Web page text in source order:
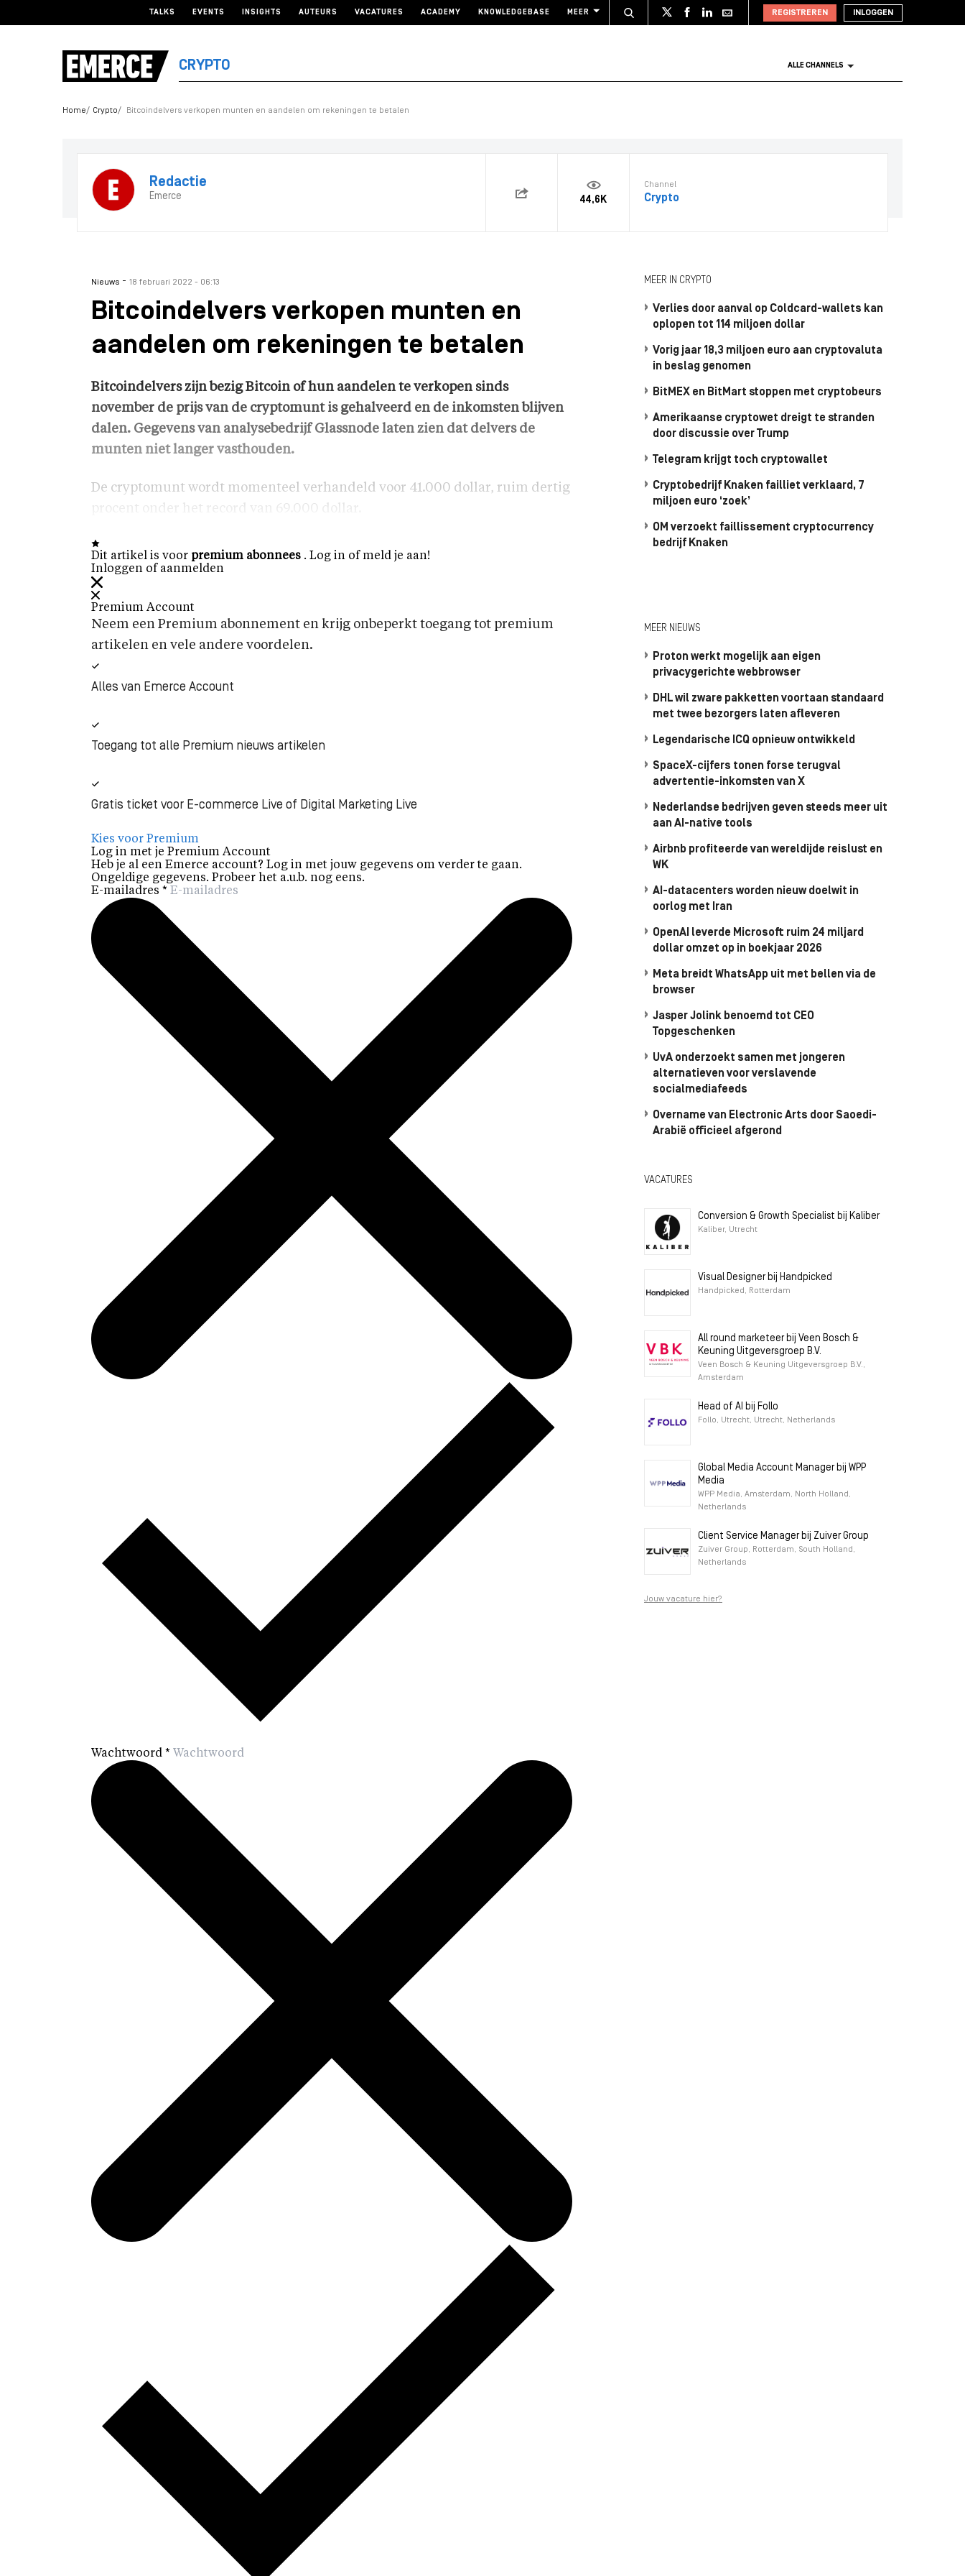
TALKS EVENTS INSIGHTS AUTEURS VACATURES ACADEMY KNOWLEDGEBASE MEER REGISTREREN INLOGGEN
CRYPTO ALLE CHANNELS
Home Crypto Bitcoindelvers verkopen munten en aandelen om rekeningen te betalen
Redactie
Emerce 44,6K
Channel
Crypto
Nieuws - 18 februari 2022 - 06:13
Bitcoindelvers verkopen munten en
aandelen om rekeningen te betalen
Bitcoindelvers zijn bezig Bitcoin of hun aandelen te verkopen sinds
november de prijs van de cryptomunt is gehalveerd en de inkomsten blijven
dalen. Gegevens van analysebedrijf Glassnode laten zien dat delvers de
munten niet langer vasthouden.
De cryptomunt wordt momenteel verhandeld voor 41.000 dollar, ruim dertig
procent onder het record van 69.000 dollar.
Dit artikel is voor premium abonnees . Log in of meld je aan!
Inloggen of aanmelden
Premium Account
Neem een Premium abonnement en krijg onbeperkt toegang tot premium
artikelen en vele andere voordelen.
Alles van Emerce Account
Toegang tot alle Premium nieuws artikelen
Gratis ticket voor E-commerce Live of Digital Marketing Live
Kies voor Premium
Log in met je Premium Account
Heb je al een Emerce account? Log in met jouw gegevens om verder te gaan.
Ongeldige gegevens. Probeer het a.u.b. nog eens.
E-mailadres *
Wachtwoord *
MEER IN CRYPTO
Verlies door aanval op Coldcard-wallets kan
oplopen tot 114 miljoen dollar
Vorig jaar 18,3 miljoen euro aan cryptovaluta
in beslag genomen
BitMEX en BitMart stoppen met cryptobeurs
Amerikaanse cryptowet dreigt te stranden
door discussie over Trump
Telegram krijgt toch cryptowallet
Cryptobedrijf Knaken failliet verklaard, 7
miljoen euro ‘zoek’
OM verzoekt faillissement cryptocurrency
bedrijf Knaken
MEER NIEUWS
Proton werkt mogelijk aan eigen
privacygerichte webbrowser
DHL wil zware pakketten voortaan standaard
met twee bezorgers laten afleveren
Legendarische ICQ opnieuw ontwikkeld
SpaceX-cijfers tonen forse terugval
advertentie-inkomsten van X
Nederlandse bedrijven geven steeds meer uit
aan AI-native tools
Airbnb profiteerde van wereldijde reislust en
WK
AI-datacenters worden nieuw doelwit in
oorlog met Iran
OpenAI leverde Microsoft ruim 24 miljard
dollar omzet op in boekjaar 2026
Meta breidt WhatsApp uit met bellen via de
browser
Jasper Jolink benoemd tot CEO
Topgeschenken
UvA onderzoekt samen met jongeren
alternatieven voor verslavende
socialmediafeeds
Overname van Electronic Arts door Saoedi-
Arabië officieel afgerond
VACATURES
Conversion & Growth Specialist bij Kaliber
Kaliber, Utrecht
Visual Designer bij Handpicked
Handpicked, Rotterdam
All round marketeer bij Veen Bosch &
Keuning Uitgeversgroep B.V.
Veen Bosch & Keuning Uitgeversgroep B.V.,
Amsterdam
Head of AI bij Follo
Follo, Utrecht, Utrecht, Netherlands
Global Media Account Manager bij WPP
Media
WPP Media, Amsterdam, North Holland,
Netherlands
Client Service Manager bij Zuiver Group
Zuiver Group, Rotterdam, South Holland,
Netherlands
Jouw vacature hier?